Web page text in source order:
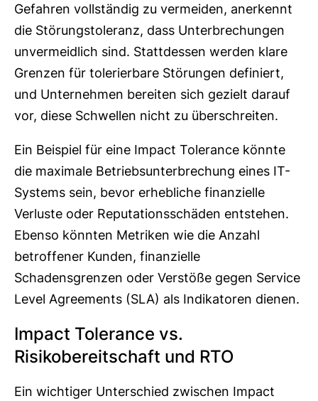
Gefahren vollständig zu vermeiden, anerkennt
die Störungstoleranz, dass Unterbrechungen
unvermeidlich sind. Stattdessen werden klare
Grenzen für tolerierbare Störungen definiert,
und Unternehmen bereiten sich gezielt darauf
vor, diese Schwellen nicht zu überschreiten.
Ein Beispiel für eine Impact Tolerance könnte
die maximale Betriebsunterbrechung eines IT-
Systems sein, bevor erhebliche finanzielle
Verluste oder Reputationsschäden entstehen.
Ebenso könnten Metriken wie die Anzahl
betroffener Kunden, finanzielle
Schadensgrenzen oder Verstöße gegen Service
Level Agreements (SLA) als Indikatoren dienen.
Impact Tolerance vs.
Risikobereitschaft und RTO
Ein wichtiger Unterschied zwischen Impact